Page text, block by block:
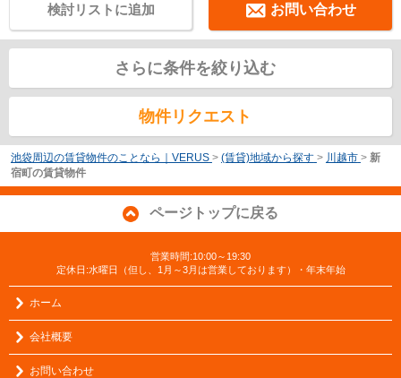
お問い合わせ
検討リストに追加
さらに条件を絞り込む
物件リクエスト
池袋周辺の賃貸物件のことなら｜VERUS > (賃貸)地域から探す > 川越市 > 新
宿町の賃貸物件
ページトップに戻る
営業時間:10:00～19:30
定休日:水曜日（但し、1月～3月は営業しております）・年末年始
ホーム
会社概要
お問い合わせ